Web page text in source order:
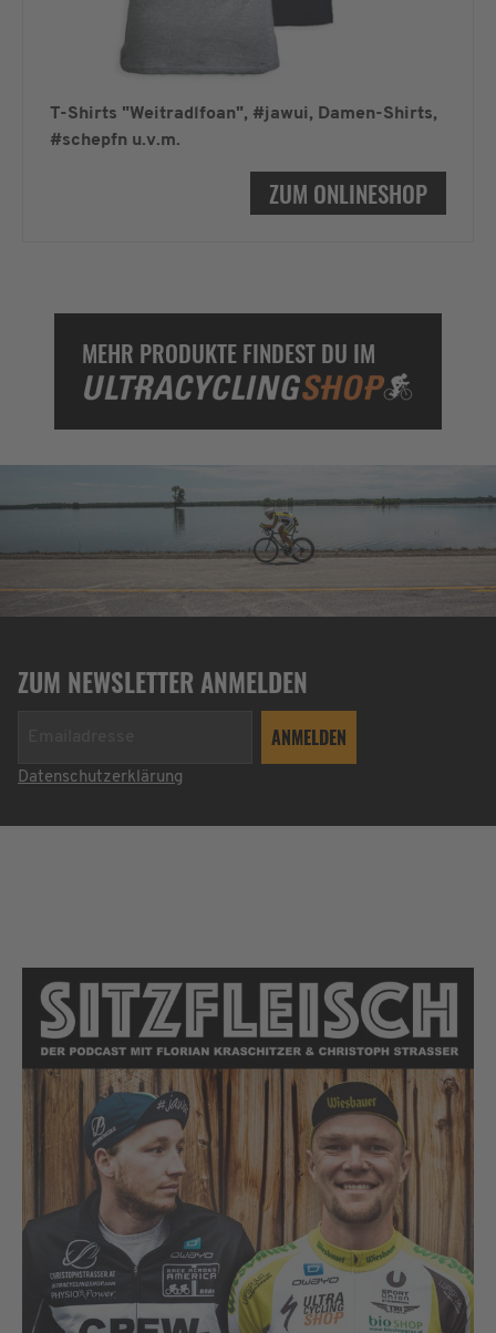
T-Shirts "Weitradlfoan", #jawui, Damen-Shirts,
#schepfn u.v.m.
ZUM ONLINESHOP
MEHR PRODUKTE FINDEST DU IM
ZUM NEWSLETTER ANMELDEN
Datenschutzerklärung